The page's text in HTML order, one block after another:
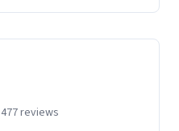
477 reviews